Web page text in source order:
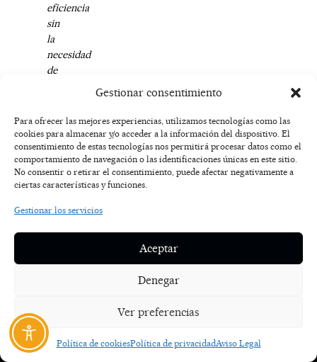
Gestionar consentimiento
Para ofrecer las mejores experiencias, utilizamos tecnologías como las
cookies para almacenar y/o acceder a la información del dispositivo. El
consentimiento de estas tecnologías nos permitirá procesar datos como el
comportamiento de navegación o las identificaciones únicas en este sitio.
No consentir o retirar el consentimiento, puede afectar negativamente a
ciertas características y funciones.
Gestionar los servicios
Aceptar
Denegar
Ver preferencias
Política de cookiesPolítica de privacidadAviso Legal
eficiencia
sin
la
necesidad
de
confort”,
concluye
Mediato.
c
e
b
o
o
f
s
t
g
r
t
t
u
b
k
k
LEGAL
POLÍTICA
PRIVACIDAD